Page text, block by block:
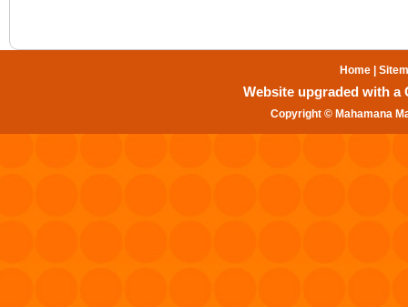
Home
Website upgraded with a
Copyright © Mahamana